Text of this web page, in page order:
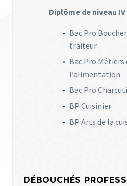
Diplôme de niveau IV
Bac Pro
traiteur
Bac Pro Métiers
l’alimentation
Bac Pro
BP Cuisinier
BP Arts de la
DÉBOUCHÉS